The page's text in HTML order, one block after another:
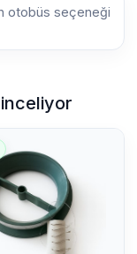
otobüs seçeneği